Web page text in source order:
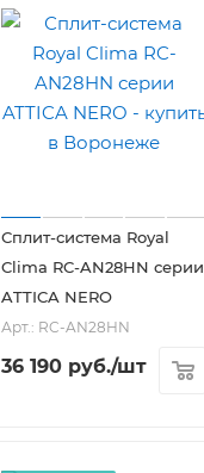
Сплит-система Royal
Clima RC-AN28HN серии
ATTICA NERO
Арт.: RC-AN28HN
36 190 руб./шт